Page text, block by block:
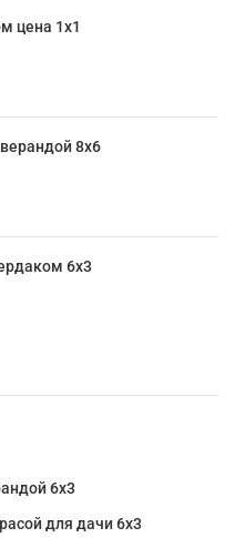
цена 1х1
8х6
6х3
6х3
для дачи 6х3